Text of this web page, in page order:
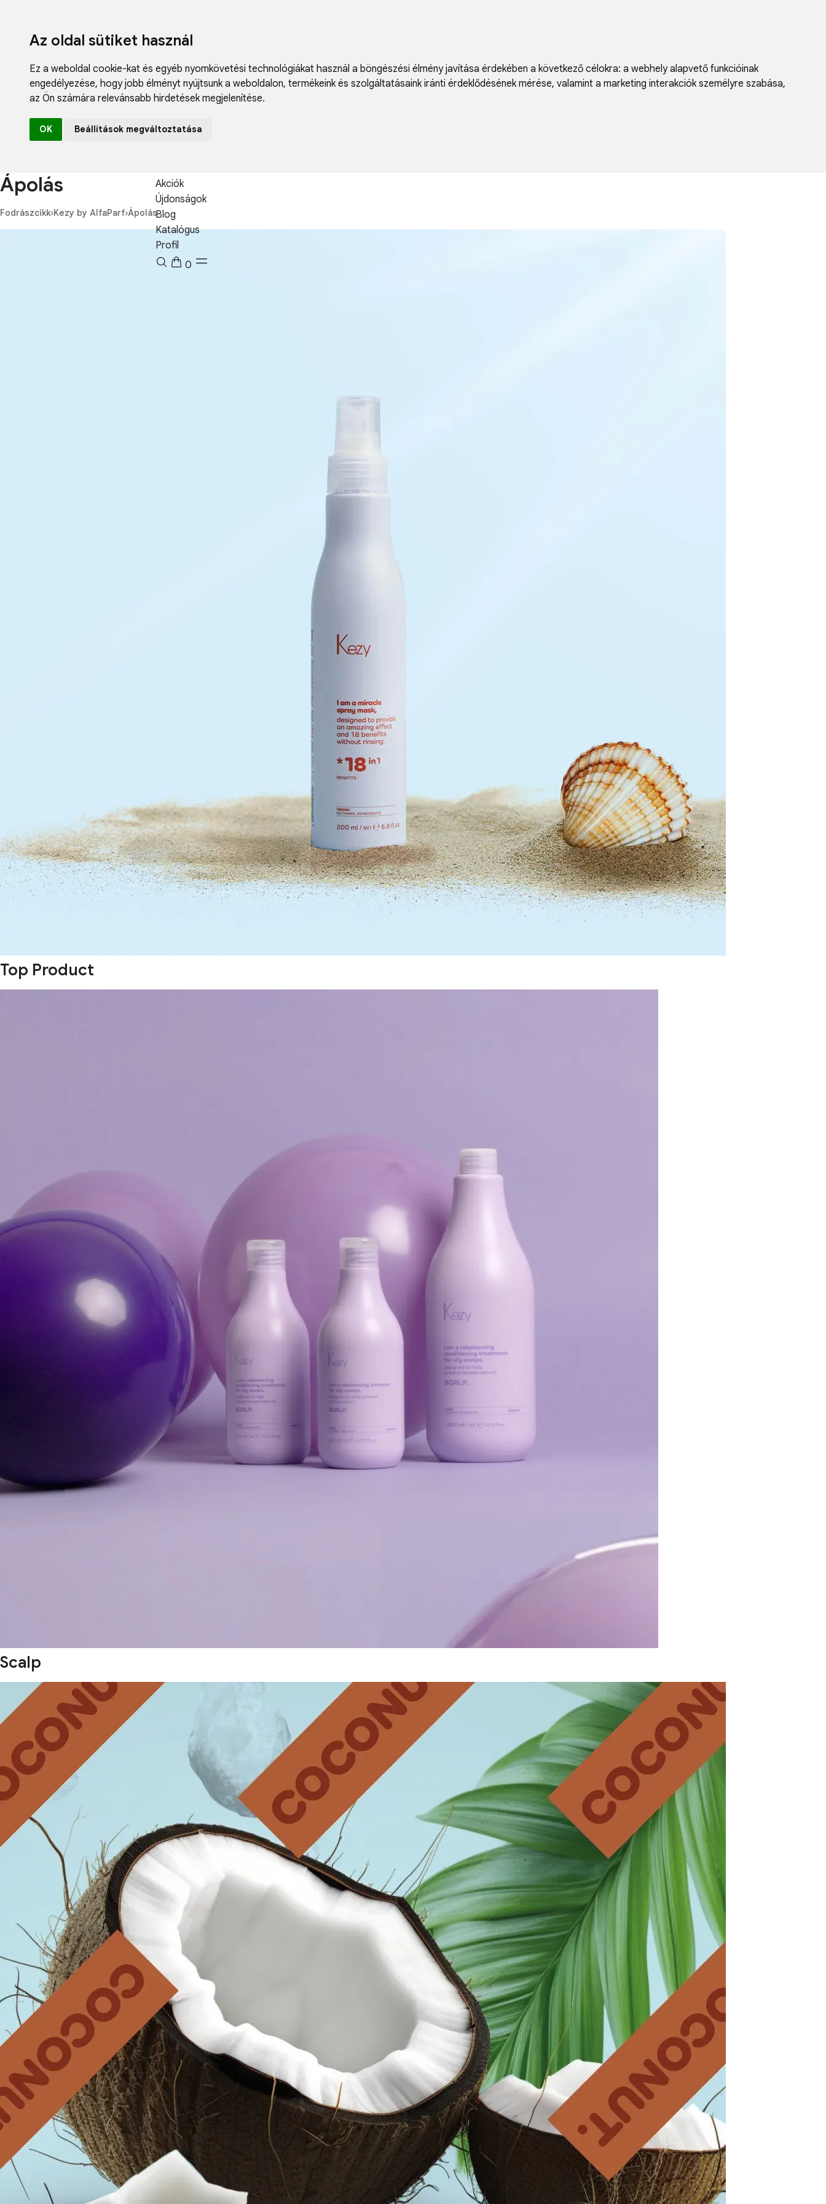
Az oldal sütiket használ
Ez a weboldal cookie-kat és egyéb nyomkövetési technológiákat használ a böngészési élmény javítása érdekében a következő célokra: a webhely alapvető funkcióinak
engedélyezése, hogy jobb élményt nyújtsunk a weboldalon, termékeink és szolgáltatásaink iránti érdeklődésének mérése, valamint a marketing interakciók személyre szabása,
az Ön számára relevánsabb hirdetések megjelenítése.
OK Beállítások megváltoztatása
Fodrászcikk
Akciók
Újdonságok
Blog
Katalógus
Profil
0
Ápolás
Fodrászcikk›Kezy by AlfaParf›Ápolás
Top Product
Scalp